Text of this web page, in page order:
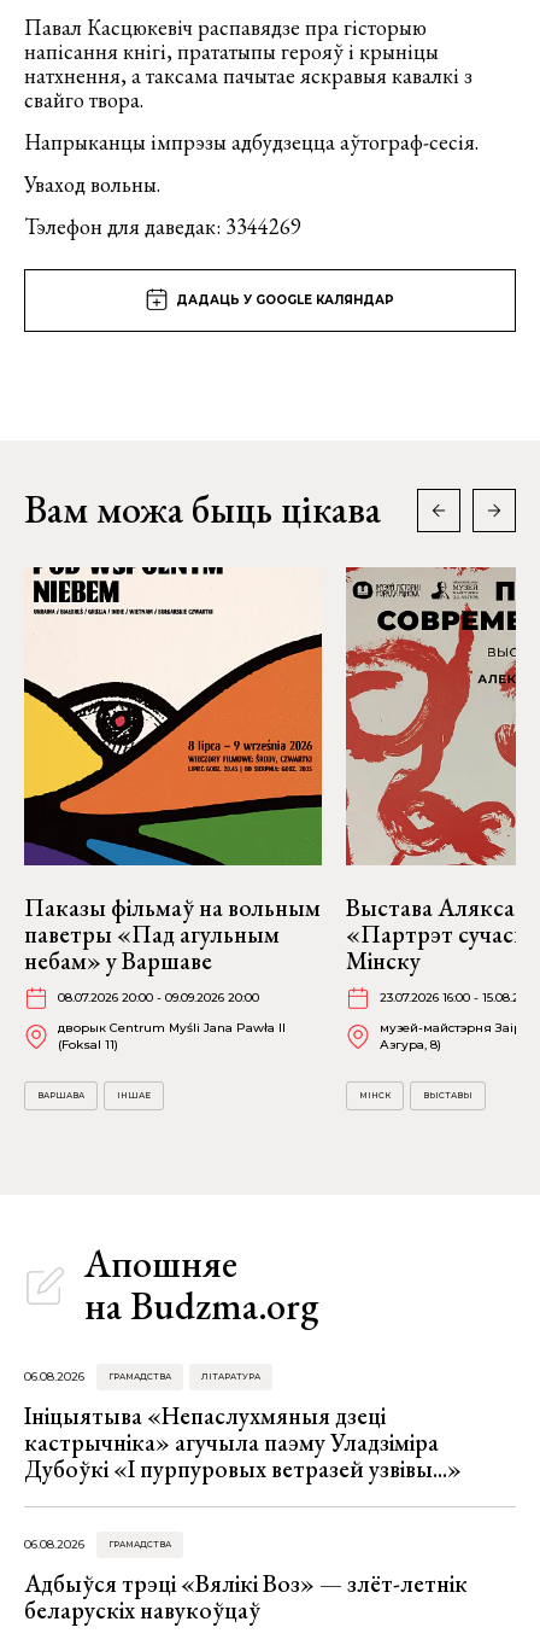
Павал Касцюкевіч распавядзе пра гісторыю
напісання кнігі, прататыпы герояў і крыніцы
натхнення, а таксама пачытае яскравыя кавалкі з
свайго твора.
Напрыканцы імпрэзы адбудзецца аўтограф-сесія.
Уваход вольны.
Тэлефон для даведак: 3344269
ДАДАЦЬ У GOOGLE КАЛЯНДАР
Вам можа быць цікава
Паказы фільмаў на вольным
паветры «Пад агульным
небам» у Варшаве
08.07.2026 20:00 - 09.09.2026 20:00
дворык Centrum Myśli Jana Pawła II
(Foksal 11)
ВАРШАВА ІНШАЕ
Выстава
«Партрэт
Мінску
23.07.2026 16:00 -
музей-майстэрня Заіра
Азгура, 8)
МІНСК ВЫСТАВЫ
Апошняе
на Budzma.org
06.08.2026 ГРАМАДСТВА ЛІТАРАТУРА
Ініцыятыва «Непаслухмяныя дзеці
кастрычніка» агучыла паэму Уладзіміра
Дубоўкі «І пурпуровых ветразей узвівы...»
06.08.2026 ГРАМАДСТВА
Адбыўся трэці «Вялікі Воз» — злёт-летнік
беларускіх навукоўцаў